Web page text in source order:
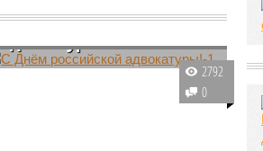
С Днём российской
адвокатуры!-1
Неделя будет насыщена
праздниками. 27 мая предлагаем
2792
0